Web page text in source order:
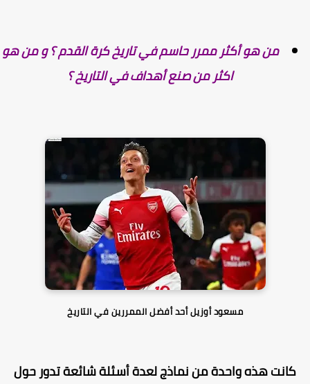
من هو أكثر ممرر حاسم في تاريخ كرة القدم ؟ و من هو
اكثر من صنع أهداف في التاريخ ؟
مسعود أوزيل أحد أفضل الممررين في التاريخ
كانت هذه واحدة من نماذج لعدة أسئلة شائعة تدور حول